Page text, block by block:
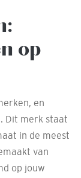
op
en
Dit merk staat
in de meest
van
op jouw